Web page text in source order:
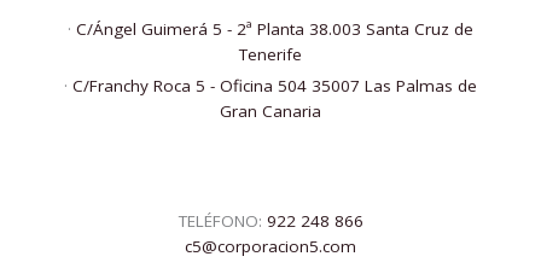
· C/Ángel Guimerá 5 - 2ª Planta 38.003 Santa Cruz de
Tenerife
· C/Franchy Roca 5 - Oficina 504 35007 Las Palmas de
Gran Canaria
TELÉFONO: 922 248 866
c5@corporacion5.com